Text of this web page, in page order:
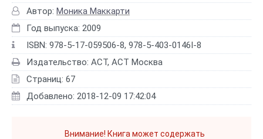
Автор: Моника Маккарти
Год выпуска: 2009
ISBN: 978-5-17-059506-8, 978-5-403-0146I-8
Издательство: АСТ, АСТ Москва
Страниц: 67
Добавлено: 2018-12-09 17:42:04
Внимание! Книга может содержать